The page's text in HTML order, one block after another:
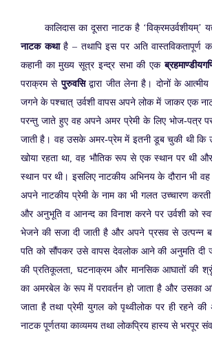
कालिदास का दूसरा नाटक है ‘विक्रमउर्वशीयम्’
नाटक कथाहै – तथापि इस पर अति
कहानी का मुख्य सूत्र इन्द्र सभा की एक
पराक्रम सेपुरुवसिद्वारा जीत लेना है। दोनों के
जगने के पश्चात् उर्वशी वापस अपने लोक में जाकर एक
परन्तु जाते हुए वह अपने अमर प्रेमी के लिए भोज-पत्र
जाती है। वह उसके अमर-प्रेम में इतनी डूब चुकी थी कि
खोया रहता था, वह भौतिक रूप से एक स्थान पर थी
स्थान पर थी। इसलिए नाटकीय अभिनय के दौरान भी
अपने नाटकीय प्रेमी के नाम का भी गलत उच्चारण
और अनुभूति व आनन्द का विनाश करने पर उर्वशी को
भेजने की सजा दी जाती है और अपने प्रसव से उत्पन्न
पति को सौंपकर उसे वापस देवलोक आने की अनुमति दी
की प्रतिकूलता, घटनाक्रम और मानसिक आघातों की
का अमरबेल के रूप में परावर्तन हो जाता है और उसका
जाता है तथा प्रेमी युगल को पृथ्वीलोक पर ही रहने की
नाटक पूर्णतया काव्यमय तथा लोकप्रिय हास्य से भरपूर